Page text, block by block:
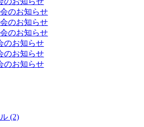
のお知らせ
のお知らせ
のお知らせ
のお知らせ
のお知らせ
のお知らせ
(2)